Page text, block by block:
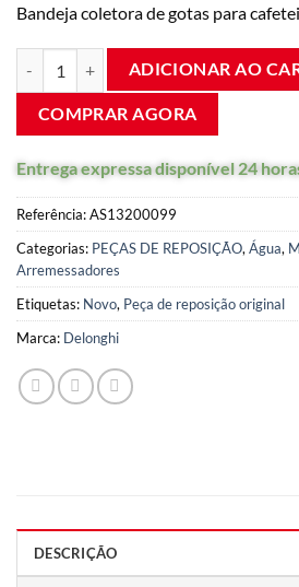
de clientes.
Bandeja coletora de gotas para
Bandeja de gotejamento para cafeteira
ADICIONAR AO
COMPRAR AGORA
Entrega expressa disponível em 24
Referência:AS13200099
Categorias: PEÇAS DE REPOSIÇÃO,Água,
Arremessadores
Etiquetas: Novo, Peça de reposição original
Marca: Delonghi
DESCRIÇÃO